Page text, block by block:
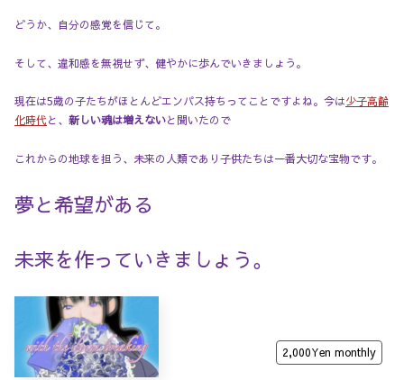
どうか、自分の感覚を信じて。
そして、違和感を無視せず、健やかに歩んでいきましょう。
現在は5歳の子たちがほとんどエンパス持ちってことですよね。今は少子高齢
化時代と、 新しい魂は増えないと聞いたので
これからの地球を担う、未来の人類であり子供たちは一番大切な宝物です。
夢と希望がある
未来を作っていきましょう。
2,000Yen monthly